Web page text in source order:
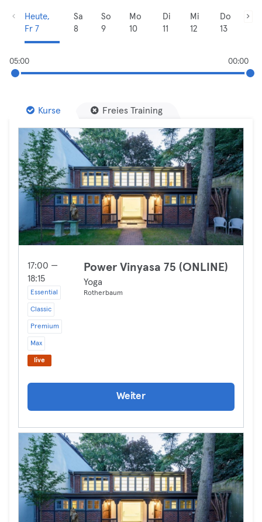
Heute,
Fr 7
Sa
8
So
9
Mo
10
Di
11
Mi
12
Do
13
05:00 00:00
Kurse Freies Training
17:00 —
18:15
Essential
Classic
Premium
Max
live
Power Vinyasa 75 (ONLINE)
Yoga
Rotherbaum
Weiter